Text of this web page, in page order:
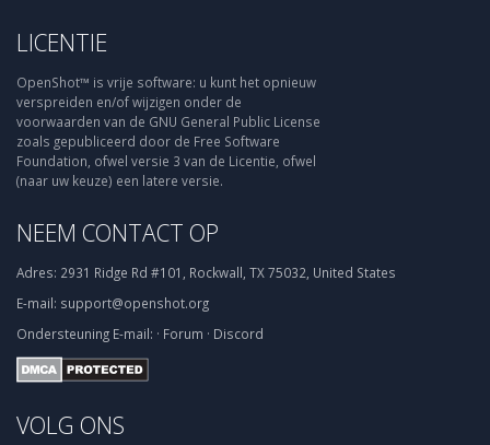
LICENTIE
OpenShot™ is vrije software: u kunt het opnieuw
verspreiden en/of wijzigen onder de
voorwaarden van de GNU General Public License
zoals gepubliceerd door de Free Software
Foundation, ofwel versie 3 van de Licentie, ofwel
(naar uw keuze) een latere versie.
NEEM CONTACT OP
Adres: 2931 Ridge Rd #101, Rockwall, TX 75032, United States
E-mail: support@openshot.org
Ondersteuning E-mail: · Forum · Discord
VOLG ONS